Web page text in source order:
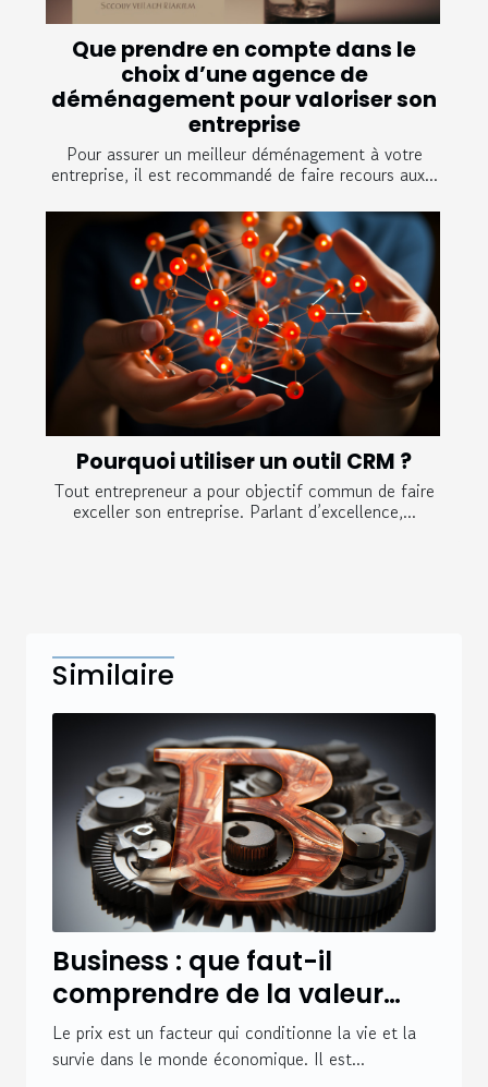
Que prendre en compte dans le
choix d’une agence de
déménagement pour valoriser son
entreprise
Pour assurer un meilleur déménagement à votre
entreprise, il est recommandé de faire recours aux...
Pourquoi utiliser un outil CRM ?
Tout entrepreneur a pour objectif commun de faire
exceller son entreprise. Parlant d’excellence,...
Similaire
Business : que faut-il
comprendre de la valeur
perçue d’un bien ?
Le prix est un facteur qui conditionne la vie et la
survie dans le monde économique. Il est...